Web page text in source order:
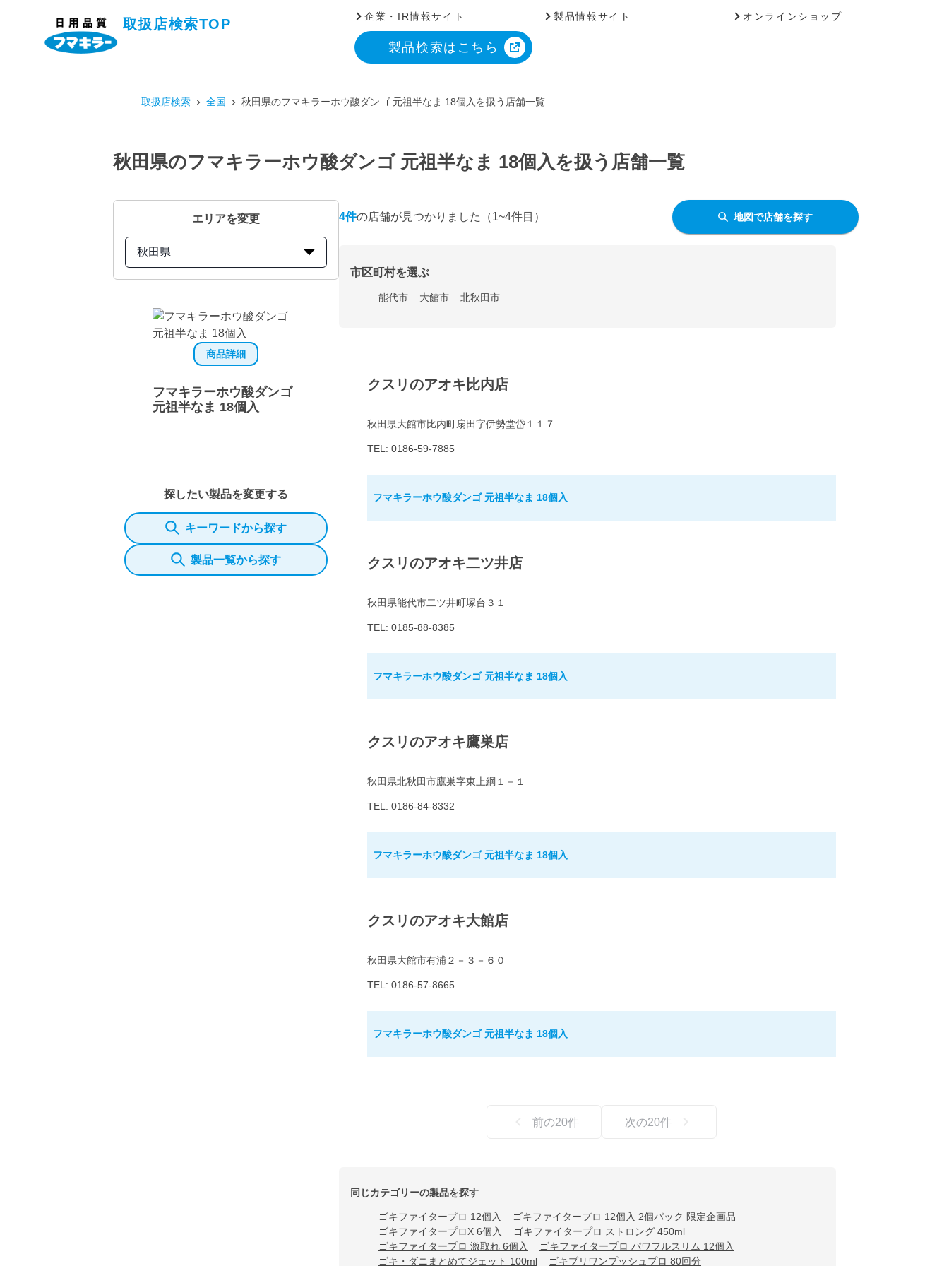
取扱店検索TOP
企業・IR情報サイト 製品情報サイト オンラインショップ
製品検索はこちら
取扱店検索 全国 秋田県のフマキラーホウ酸ダンゴ 元祖半なま 18個入を扱う店舗一覧
秋田県のフマキラーホウ酸ダンゴ 元祖半なま 18個入を扱う店舗一覧
エリアを変更
秋田県
商品詳細
フマキラーホウ酸ダンゴ
元祖半なま 18個入
探したい製品を変更する
キーワードから探す
製品一覧から探す
4件の店舗が見つかりました （1~4件目） 地図で店舗を探す
市区町村を選ぶ
能代市 大館市 北秋田市
クスリのアオキ比内店
秋田県大館市比内町扇田字伊勢堂岱１１７
TEL: 0186-59-7885
フマキラーホウ酸ダンゴ 元祖半なま 18個入
クスリのアオキ二ツ井店
秋田県能代市二ツ井町塚台３１
TEL: 0185-88-8385
フマキラーホウ酸ダンゴ 元祖半なま 18個入
クスリのアオキ鷹巣店
秋田県北秋田市鷹巣字東上綱１－１
TEL: 0186-84-8332
フマキラーホウ酸ダンゴ 元祖半なま 18個入
クスリのアオキ大館店
秋田県大館市有浦２－３－６０
TEL: 0186-57-8665
フマキラーホウ酸ダンゴ 元祖半なま 18個入
前の20件 次の20件
同じカテゴリーの製品を探す
ゴキファイタープロ 12個入
ゴキファイタープロ 12個入 2個パック 限定企画品
ゴキファイタープロX 6個入
ゴキファイタープロ ストロング 450ml
ゴキファイタープロ 激取れ 6個入
ゴキファイタープロ パワフルスリム 12個入
ゴキ・ダニまとめてジェット 100ml
ゴキブリワンプッシュプロ 80回分